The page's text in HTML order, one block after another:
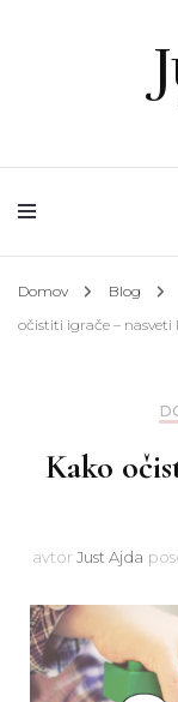
Domov Blog
očistiti igrače – nasveti
Kako
avtor Just Ajda